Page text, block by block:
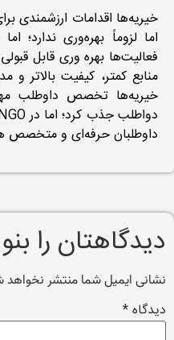
خیریه‌ها اقدامات ارزشمندی
فعالیت‌ها بهره وری قابل
منابع کمتر، کیفیت بالاتر و
خیریه‌ها تخصص داوطلب
داوطلبان حرفه‌ای و متخصص
دیدگاهتان را
نشانی ایمیل شما منتشر
دیدگاه*